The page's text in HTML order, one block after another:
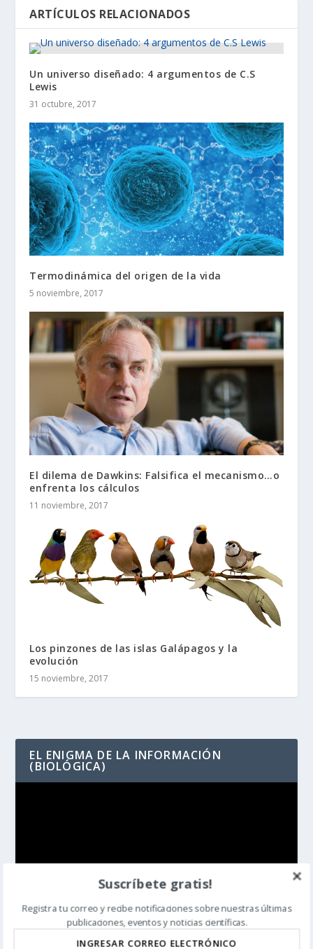
ARTÍCULOS RELACIONADOS
Un universo diseñado: 4 argumentos de C.S
Lewis
31 octubre, 2017
Termodinámica del origen de la vida
5 noviembre, 2017
El dilema de Dawkins: Falsifica el mecanismo…o
enfrenta los cálculos
11 noviembre, 2017
Los pinzones de las islas Galápagos y la
evolución
15 noviembre, 2017
EL ENIGMA DE LA INFORMACIÓN
(BIOLÓGICA)
00:00 04:15
Suscríbete gratis!
Registra tu correo y recibe notificaciones sobre nuestras últimas
publicaciones, eventos y noticias científicas.